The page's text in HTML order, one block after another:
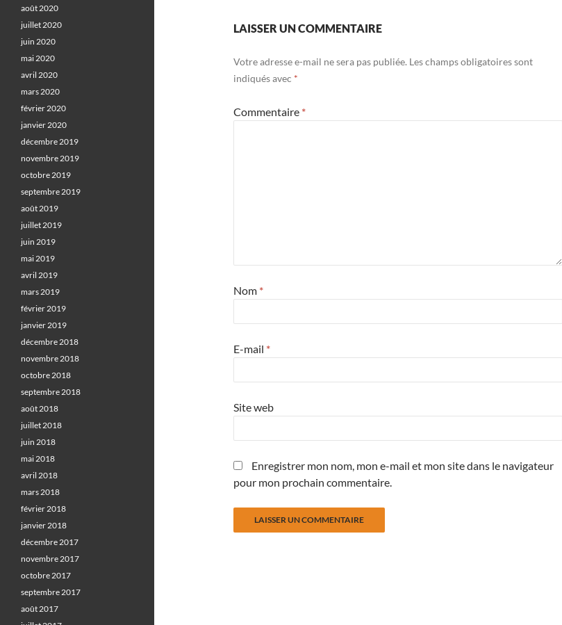
LAISSER UN COMMENTAIRE
Votre adresse e-mail ne sera pas publiée. Les champs obligatoires sont
indiqués avec *
Commentaire *
Nom *
E-mail *
Site web
Enregistrer mon nom, mon e-mail et mon site dans le navigateur
pour mon prochain commentaire.
août 2020
juillet 2020
juin 2020
mai 2020
avril 2020
mars 2020
février 2020
janvier 2020
décembre 2019
novembre 2019
octobre 2019
septembre 2019
août 2019
juillet 2019
juin 2019
mai 2019
avril 2019
mars 2019
février 2019
janvier 2019
décembre 2018
novembre 2018
octobre 2018
septembre 2018
août 2018
juillet 2018
juin 2018
mai 2018
avril 2018
mars 2018
février 2018
janvier 2018
décembre 2017
novembre 2017
octobre 2017
septembre 2017
août 2017